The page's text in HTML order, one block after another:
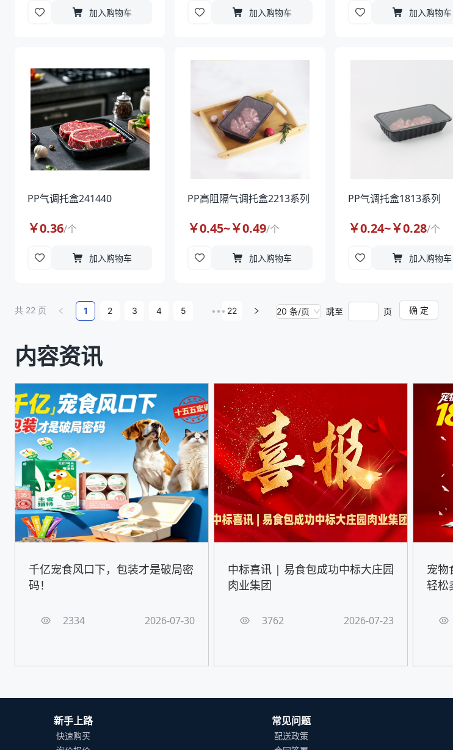
加入购物车 加入购物车 加入购物车
PP气调托盒241440
￥0.36/个
加入购物车
PP高阻隔气调托盒2213系列
￥0.45~￥0.49/个
加入购物车
PP气调托盒1813系列
￥0.24~￥0.28/个
加入购物车
共 22 页 1 2 3 4 5 ••• 22 20 条/页 跳至 页 确 定
内容资讯
千亿宠食风口下，包装才是破局密
码！
2334 2026-07-30
中标喜讯 | 易食包成功中标大庄园
肉业集团
3762 2026-07-23
宠物
轻松
新手上路
快速购买
常见问题
配送政策